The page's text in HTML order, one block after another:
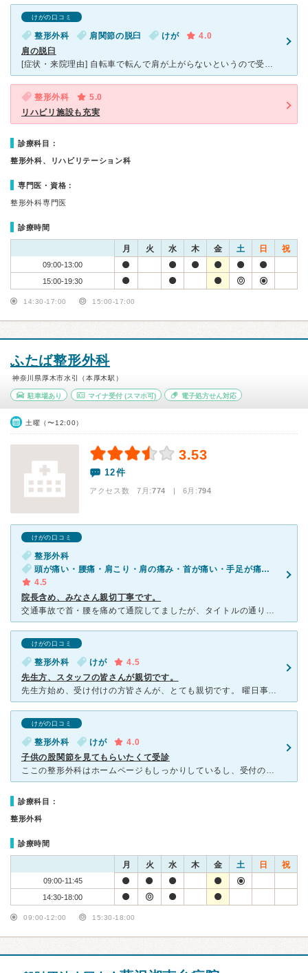
けがの口コミ
整形外科 肩関節の脱臼 けが
4.0
肩の脱臼
[症状・来院理由] 自転車で転んで肩が上がらないというので受診しました。 [医師の診断・治療法] 肩の脱臼をしており、骨折等の異常はなしで2週間の禁酒、1か月の運動禁止というものでした。痛むとこ
整形外科
5.0
リハビリ施設も充実
診療科目：
整形外科、リハビリテーション科
専門医・資格：
整形外科専門医
診療時間
月 火 水 木 金 土 日 祝
09:00-13:00
15:00-19:30
14:30-17:00 15:00-17:00
ふたば整形外科
神奈川県厚木市水引（本厚木駅）
駐車場あり マイナ受付(スマホ可) 電子処方せん対応
土曜（〜12:00）
3.53
12件
アクセス数 7月:774 | 6月:794
けがの口コミ
整形外科
頭が痛い・腰痛・肩こり・肩の痛み・首が痛い・手足が痛い（関節を除く）・手足がしびれる・けが
4.5
院長含め、みなさん親切丁寧です。
交通事故で首・腰を痛めて通院してましたが、タイトルの通り皆さん親切な病院です。 結局、完治とはいきませんでしたが最後の診察時に院長さんに「治してあげれなくて申し訳ない。」と謝られ、こんなに腰の低い先
けがの口コミ
整形外科 けが
4.5
先生方、スタッフの皆さんが親切です。
先生方始め、受け付けの方皆さんが、とても親切です。 曜日事に何人か先生方が、いらっしゃるようですが、みんないい先生です。 ただ、いつも混んでいます。 駐車場は、第三駐車場までありますが、いつ
けがの口コミ
整形外科 けが
4.0
子供の股関節を見てもらいたくて受診
ここの整形外科はホームページもしっかりしているし、受付の方の電話対応もよいです。私は0歳時の股関節脱臼が心配だったので、院長先生ではなく、股関節専門の先生が来ている曜日（専門外来）に受診しました。
診療科目：
整形外科
診療時間
月 火 水 木 金 土 日 祝
09:00-11:45
14:30-18:00
09:00-12:00 15:30-18:00